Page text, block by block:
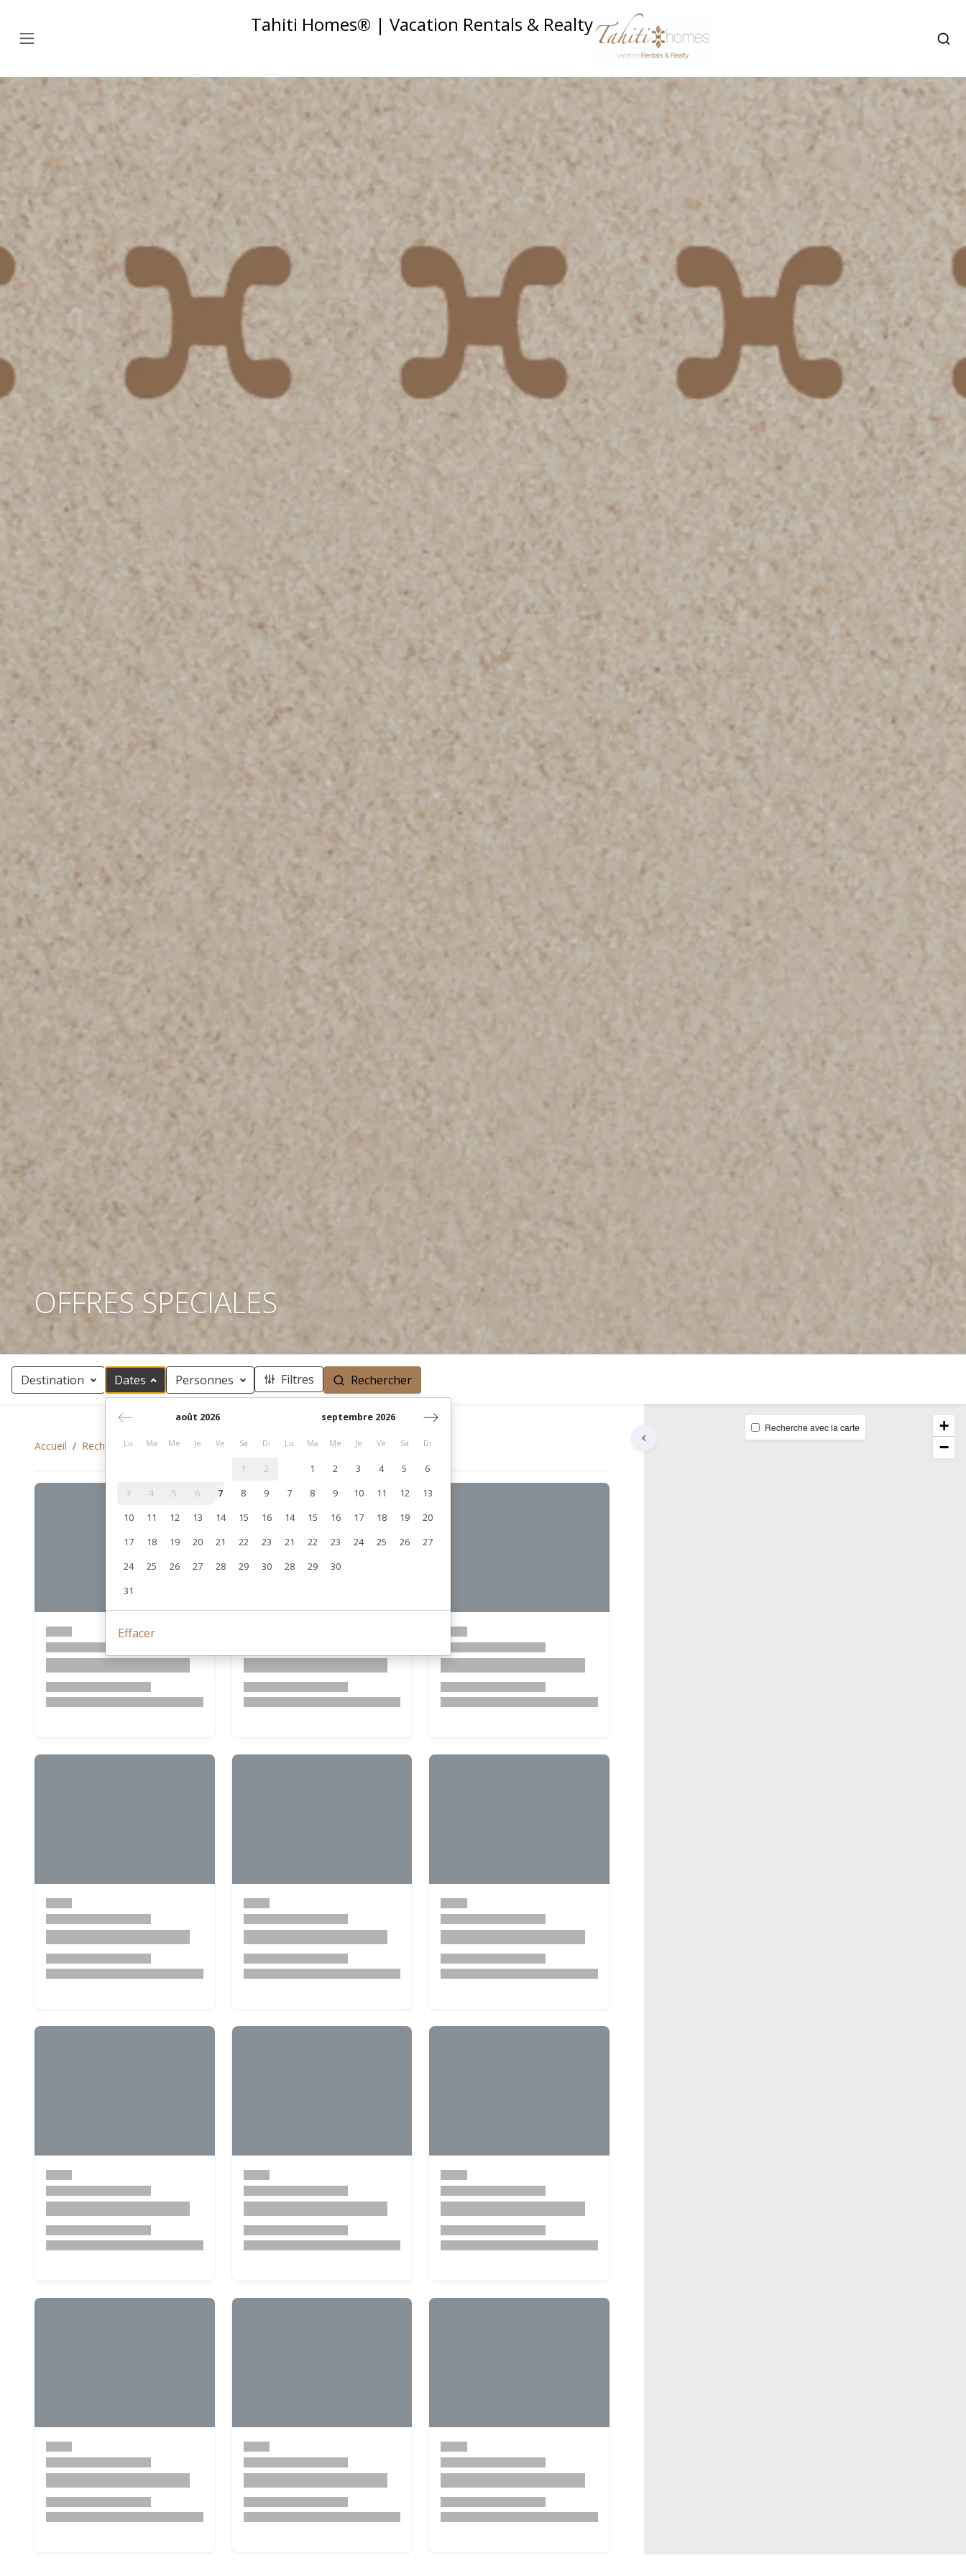
Tahiti Homes® | Vacation Rentals & Realty
OFFRES SPECIALES
Destination Dates
août 2026
Lu Ma Me Je Ve Sa Di
1
2
3
4 5 6 7 8
9
10
11 12 13 14 15
16
17
18 19 20 21 22
23
24
25 26 27 28 29
30
31
septembre 2026
Lu Ma Me Je Ve Sa Di
1 2 3 4 5
6
7
8 9 10 11 12
13
14
15 16 17 18 19
20
21
22 23 24 25 26
27
28
29 30
Effacer
Personnes Filtres Rechercher
Accueil Rechercher OFFRES SPECIALES
+
−
Recherche avec la carte